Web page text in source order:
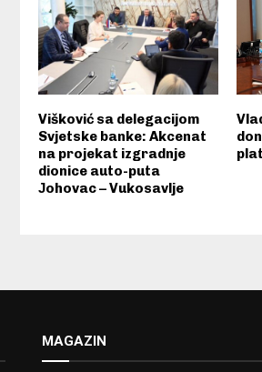
Višković sa delegacijom
Svjetske banke: Akcenat
na projekat izgradnje
dionice auto-puta
Јohovac – Vukosavlje
MAGAZIN